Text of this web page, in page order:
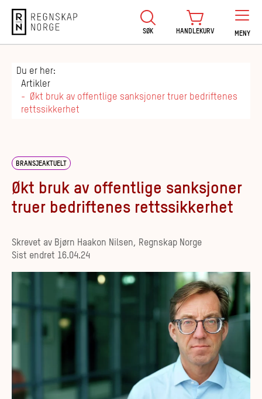
Regnskap Norge
SØK HANDLEKURV MENY
Du er her:
Artikler
Økt bruk av offentlige sanksjoner truer bedriftenes
rettssikkerhet
BRANSJEAKTUELT
Økt bruk av offentlige sanksjoner
truer bedriftenes rettssikkerhet
Skrevet av Bjørn Haakon Nilsen, Regnskap Norge
Sist endret 16.04.24